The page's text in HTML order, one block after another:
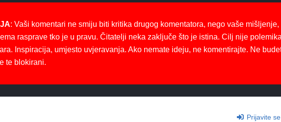
: Vaši komentari ne smiju biti kritika drugog komentatora, nego vaše mišljenje,
rasprave tko je u pravu. Čitatelji neka zaključe što je istina. Cilj nije
Inspiracija, umjesto uvjeravanja. Ako nemate ideju, ne komentirajte. Ne
te blokirani.
Prijavite se